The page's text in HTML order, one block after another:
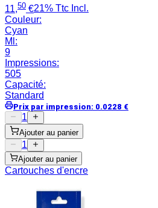
11,50 €21% Ttc Incl.
Couleur:
Cyan
Ml :
9
Impressions:
505
Capacité:
Standard
Prix par impression: 0.0228 €
1
Ajouter au panier
1
Ajouter au panier
Cartouches d'encre